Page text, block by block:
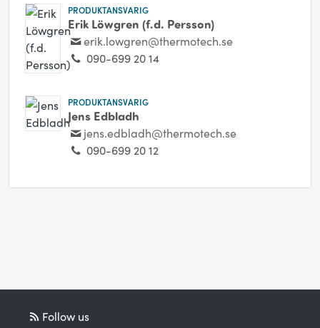
PRODUKTANSVARIG
Erik Löwgren (f.d. Persson)
erik.lowgren@thermotech.se
090-699 20 14
PRODUKTANSVARIG
Jens Edbladh
jens.edbladh@thermotech.se
090-699 20 12
Follow us